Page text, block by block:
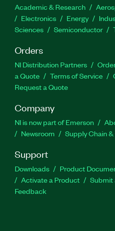
Academic & Research
Electronics
Energy
Sciences
Semiconductor
Orders
NI Distribution Partners
a Quote
Terms of Service
Request a Quote
Company
NI is now part of Emerson
Newsroom
Supply Chain
Support
Downloads Product
Activate a Product
Submit
Feedback